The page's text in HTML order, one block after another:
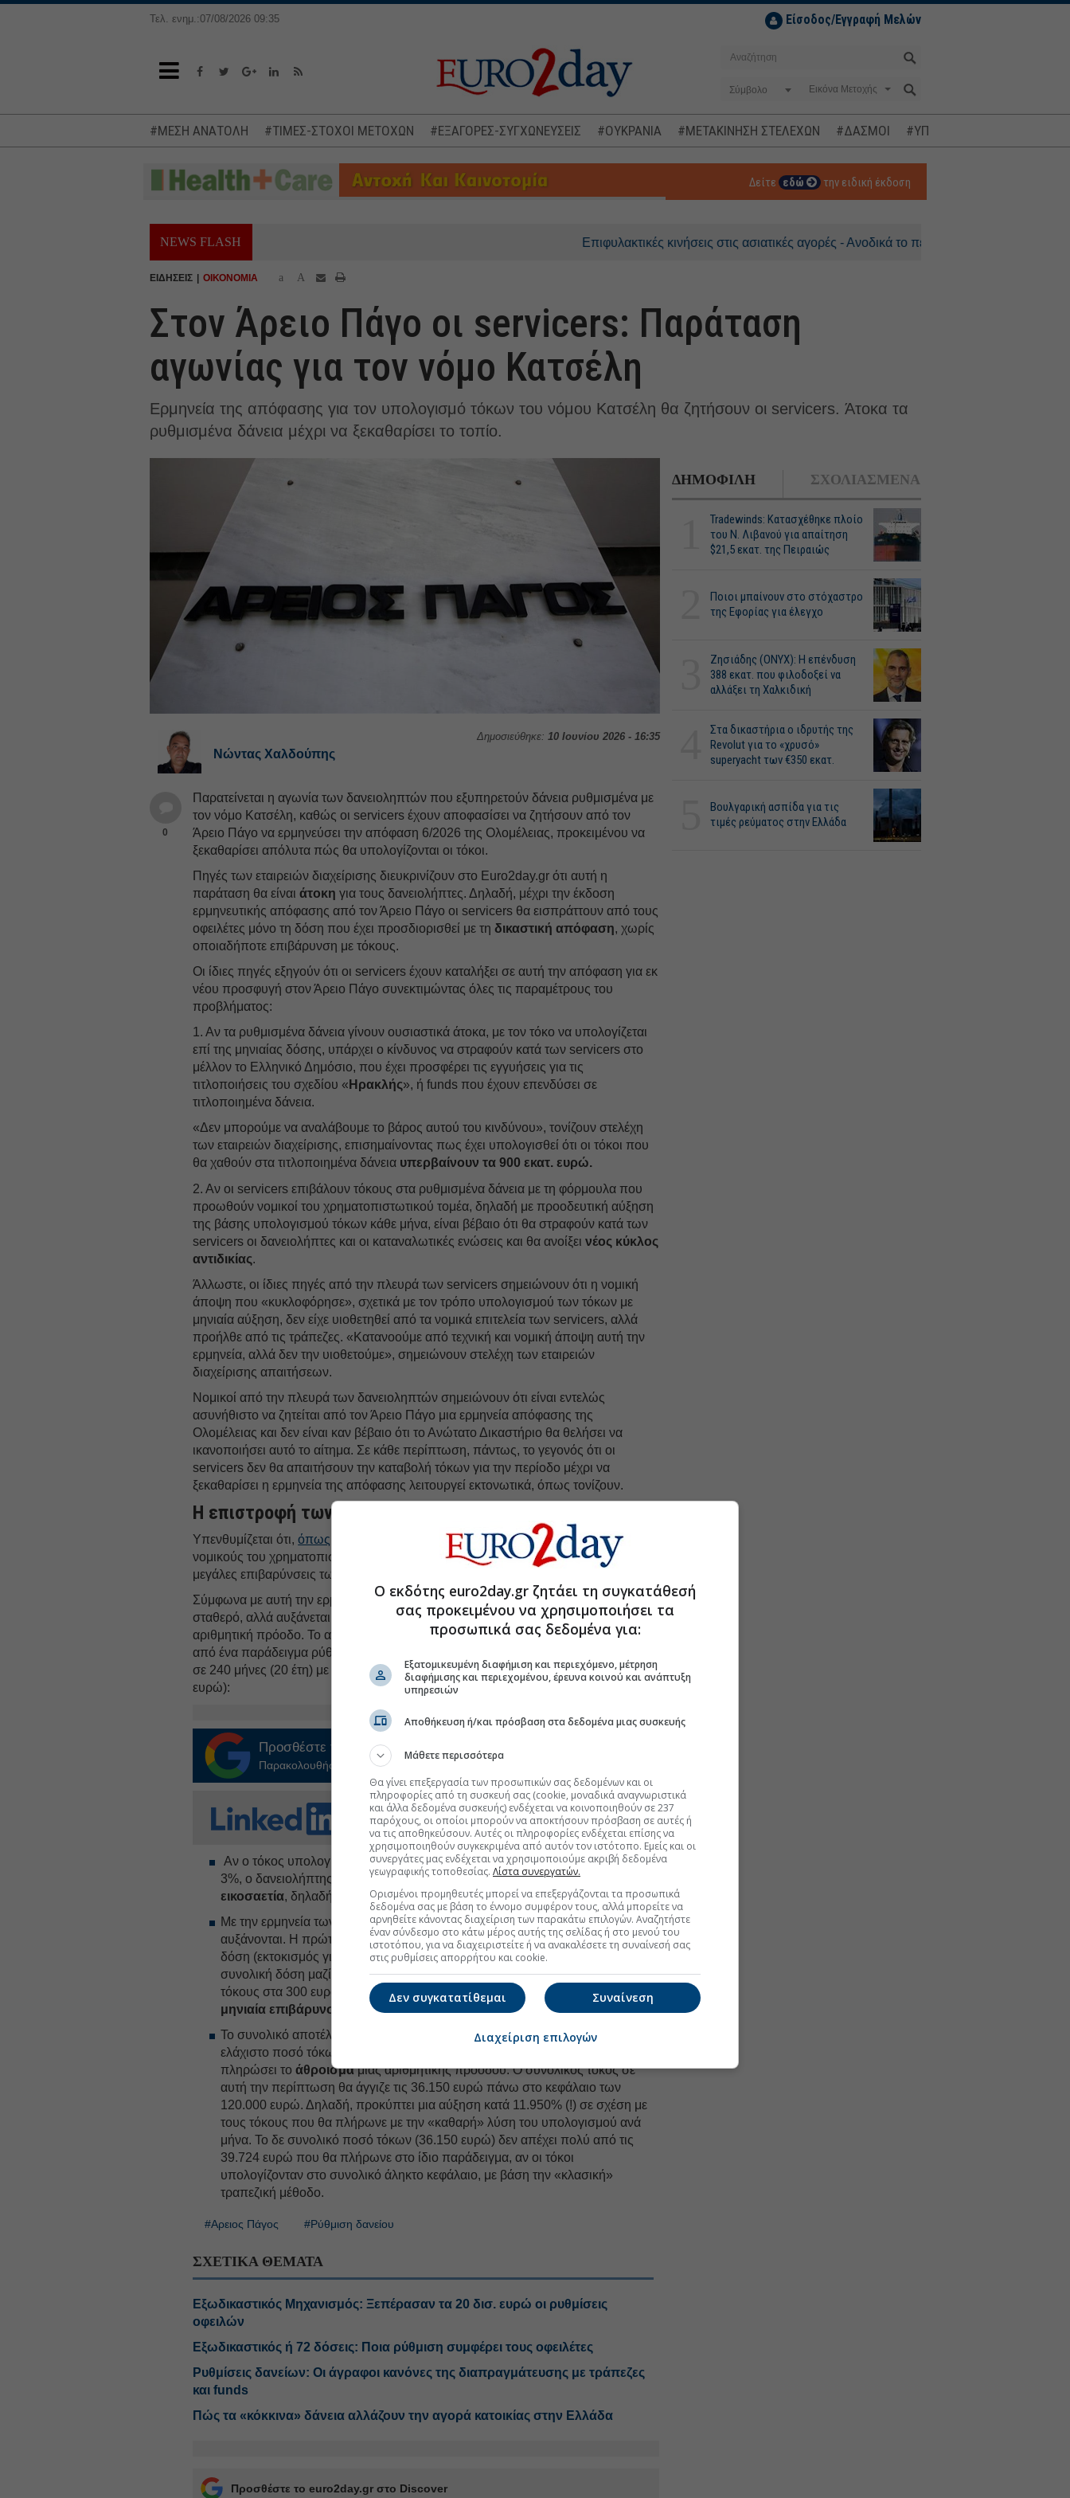
Τελ. ενημ.:07/08/2026 09:35 Είσοδος/Εγγραφή Μελών
Σύμβολο
#ΜΕΣΗ ΑΝΑΤΟΛΗ #ΤΙΜΕΣ-ΣΤΟΧΟΙ ΜΕΤΟΧΩΝ #ΕΞΑΓΟΡΕΣ-ΣΥΓΧΩΝΕΥΣΕΙΣ #ΟΥΚΡΑΝΙΑ #ΜΕΤΑΚΙΝΗΣΗ ΣΤΕΛΕΧΩΝ #ΔΑΣΜΟΙ #ΥΠΟΚΛΟΠΕΣ
Δείτε εδώ την ειδική έκδοση
NEWS FLASH Επιφυλακτικές κινήσεις στις ασιατικές αγορές - Ανοδικά το πετρέλαιο
ΕΙΔΗΣΕΙΣ ΟΙΚΟΝΟΜΙΑ a A
Στον Άρειο Πάγο οι servicers: Παράταση
αγωνίας για τον νόμο Κατσέλη
Ερμηνεία της απόφασης για τον υπολογισμό τόκων του νόμου Κατσέλη θα ζητήσουν οι servicers. Άτοκα τα
ρυθμισμένα δάνεια μέχρι να ξεκαθαρίσει το τοπίο.
Δημοσιεύθηκε: 10 Ιουνίου 2026 - 16:35
Νώντας Χαλδούπης
0
Παρατείνεται η αγωνία των δανειοληπτών που εξυπηρετούν δάνεια ρυθμισμένα με
τον νόμο Κατσέλη, καθώς οι servicers έχουν αποφασίσει να ζητήσουν από τον
Άρειο Πάγο να ερμηνεύσει την απόφαση 6/2026 της Ολομέλειας, προκειμένου να
ξεκαθαρίσει απόλυτα πώς θα υπολογίζονται οι τόκοι.
Πηγές των εταιρειών διαχείρισης διευκρινίζουν στο Euro2day.gr ότι αυτή η
παράταση θα είναιάτοκη για τους δανειολήπτες. Δηλαδή, μέχρι την έκδοση
ερμηνευτικής απόφασης από τον Άρειο Πάγο οι servicers θα εισπράττουν από τους
οφειλέτες μόνο τη δόση που έχει προσδιορισθεί με τηδικαστική απόφαση, χωρίς
οποιαδήποτε επιβάρυνση με τόκους.
Οι ίδιες πηγές εξηγούν ότι οι servicers έχουν καταλήξει σε αυτή την απόφαση για εκ
νέου προσφυγή στον Άρειο Πάγο συνεκτιμώντας όλες τις παραμέτρους του
προβλήματος:
1. Αν τα ρυθμισμένα δάνεια γίνουν ουσιαστικά άτοκα, με τον τόκο να υπολογίζεται
επί της μηνιαίας δόσης, υπάρχει ο κίνδυνος να στραφούν κατά των servicers στο
μέλλον το Ελληνικό Δημόσιο, που έχει προσφέρει τις εγγυήσεις για τις
τιτλοποιήσεις του σχεδίου « Ηρακλής», ή funds που έχουν επενδύσει σε
τιτλοποιημένα δάνεια.
«Δεν μπορούμε να αναλάβουμε το βάρος αυτού του κινδύνου», τονίζουν στελέχη
των εταιρειών διαχείρισης, επισημαίνοντας πως έχει υπολογισθεί ότι οι τόκοι που
θα χαθούν στα τιτλοποιημένα δάνεια υπερβαίνουν τα 900 εκατ. ευρώ.
2. Αν οι servicers επιβάλουν τόκους στα ρυθμισμένα δάνεια με τη φόρμουλα που
προωθούν νομικοί του χρηματοπιστωτικού τομέα, δηλαδή με προοδευτική αύξηση
της βάσης υπολογισμού τόκων κάθε μήνα, είναι βέβαιο ότι θα στραφούν κατά των
servicers οι δανειολήπτες και οι καταναλωτικές ενώσεις και θα ανοίξεινέος κύκλος
αντιδικίας.
Άλλωστε, οι ίδιες πηγές από την πλευρά των servicers σημειώνουν ότι η νομική
άποψη που «κυκλοφόρησε», σχετικά με τον τρόπο υπολογισμού των τόκων με
μηνιαία αύξηση, δεν είχε υιοθετηθεί από τα νομικά επιτελεία των servicers, αλλά
προήλθε από τις τράπεζες. «Κατανοούμε από τεχνική και νομική άποψη αυτή την
ερμηνεία, αλλά δεν την υιοθετούμε», σημειώνουν στελέχη των εταιρειών
διαχείρισης απαιτήσεων.
Νομικοί από την πλευρά των δανειοληπτών σημειώνουν ότι είναι εντελώς
ασυνήθιστο να ζητείται από τον Άρειο Πάγο μια ερμηνεία απόφασης της
Ολομέλειας και δεν είναι καν βέβαιο ότι το Ανώτατο Δικαστήριο θα θελήσει να
ικανοποιήσει αυτό το αίτημα. Σε κάθε περίπτωση, πάντως, το γεγονός ότι οι
servicers δεν θα απαιτήσουν την καταβολή τόκων για την περίοδο μέχρι να
ξεκαθαρίσει η ερμηνεία της απόφασης λειτουργεί εκτονωτικά, όπως τονίζουν.
Η επιστροφή των τόκων… από το παράθυρο
Υπενθυμίζεται ότι,όπως έχει γράψει το Euro2day.grη ερμηνεία που δόθηκε από
νομικούς του χρηματοπιστωτικού τομέα στην απόφαση του Α. Πάγου φέρνει
μεγάλες επιβαρύνσεις των οφειλετών με τόκους.
Σύμφωνα με αυτή την ερμηνεία, το βάρος του τόκου δεν παραμένει χαμηλό και
σταθερό, αλλά αυξάνεται γραμμικά με την πάροδο του χρόνου, δημιουργώντας μια
αριθμητική πρόοδο. Το αποτέλεσμα μπορεί να γίνει ευκολότερα κατανοητό μέσα
από ένα παράδειγμα ρύθμισης με κεφάλαιο
σε 240 μήνες (20 έτη) με δόση που έχει καθορισθεί από το δικαστήριο στα 500
ευρώ):
Προσθέστε το Euro2day.gr Google Discover!
Παρακολουθήστε τις εξελίξεις με την υπογραφη εγκυρότητας του Euro2day.gr
FOLLOW US
Ακολουθήστε τη σελίδα του Euro2day.grστοLinkedin
Αν ο τόκος υπολογίζεται κάθε μήνα σταθερά στα 500 ευρώ με ετήσιο επιτόκιο
3%, ο δανειολήπτης θα επιβαρυνθεί με τόκουςμόλις 300 ευρώ στην
εικοσαετία, δηλαδή πρακτικά η ρύθμιση θα είναι άτοκη.
Με την ερμηνεία των τραπεζών, στο πέρασμα του χρόνου οι τόκοι θα
αυξάνονται. Η πρώτη δόση θα επιβαρυνθεί με τόκο 1,25 ευρώ, στην εκατοστή
δόση (εκτοκισμός για 100 μήνες) ο τόκος θα ανέβει στα 125 ευρώ (625 ευρώ η
συνολική δόση μαζί με τον τόκο) και η τελευταία δόση (240ή) θα ανεβάσει τους
τόκους στα 300 ευρώ (εκτοκισμός για 240 μήνες),
«φουσκώνοντας» τη
μηνιαία επιβάρυνση στα 800 ευρώ.
Το συνολικό αποτέλεσμα είναι ότι ο δανειολήπτης, αντί να πληρώσει ένα
ελάχιστο ποσό τόκων (π.χ. 300 ευρώ για όλη την εικοσαετία), θα κληθεί να
πληρώσει τοάθροισμαμιας αριθμητικής προόδου. Ο συνολικός τόκος σε
αυτή την περίπτωση θα άγγιζε τις 36.150 ευρώ πάνω στο κεφάλαιο των
120.000 ευρώ. Δηλαδή, προκύπτει μια αύξηση κατά 11.950% (!) σε σχέση με
τους τόκους που θα πλήρωνε με την «καθαρή» λύση του υπολογισμού ανά
μήνα. Το δε συνολικό ποσό τόκων (36.150 ευρώ) δεν απέχει πολύ από τις
39.724 ευρώ που θα πλήρωνε στο ίδιο παράδειγμα, αν οι τόκοι
υπολογίζονταν στο συνολικό άληκτο κεφάλαιο, με βάση την «κλασική»
τραπεζική μέθοδο.
#Αρειος Πάγος #Ρύθμιση δανείου
ΣΧΕΤΙΚΑ ΘΕΜΑΤΑ
Εξωδικαστικός Μηχανισμός: Ξεπέρασαν τα 20 δισ. ευρώ οι ρυθμίσεις
οφειλών
Εξωδικαστικός ή 72 δόσεις: Ποια ρύθμιση συμφέρει τους οφειλέτες
Ρυθμίσεις δανείων: Οι άγραφοι κανόνες της διαπραγμάτευσης με τράπεζες
και funds
Πώς τα «κόκκινα» δάνεια αλλάζουν την αγορά κατοικίας στην Ελλάδα
Προσθέστε το euro2day.gr στο Discover
ΔΗΜΟΦΙΛΗ ΣΧΟΛΙΑΣΜΕΝΑ
Tradewinds: Κατασχέθηκε πλοίο
του Ν. Λιβανού για απαίτηση
$21,5 εκατ. της Πειραιώς
Ποιοι μπαίνουν στο στόχαστρο
της Εφορίας για έλεγχο
Ζησιάδης (ONYX): Η επένδυση
388 εκατ. που φιλοδοξεί να
αλλάξει τη Χαλκιδική
Στα δικαστήρια ο ιδρυτής της
Revolut για το «χρυσό»
superyacht των €350 εκατ.
Βουλγαρική ασπίδα για τις
τιμές ρεύματος στην Ελλάδα
Ο εκδότης euro2day.gr ζητάει τη συγκατάθεσή
σας προκειμένου να χρησιμοποιήσει τα
προσωπικά σας δεδομένα για:
Εξατομικευμένη διαφήμιση και περιεχόμενο, μέτρηση
διαφήμισης και περιεχομένου, έρευνα κοινού και ανάπτυξη
υπηρεσιών
Αποθήκευση ή/και πρόσβαση στα δεδομένα μιας συσκευής
Μάθετε περισσότερα
Θα γίνει επεξεργασία των προσωπικών σας δεδομένων και οι
πληροφορίες από τη συσκευή σας (cookie, μοναδικά αναγνωριστικά
και άλλα δεδομένα συσκευής) ενδέχεται να κοινοποιηθούν σε 237
παρόχους, οι οποίοι μπορούν να αποκτήσουν πρόσβαση σε αυτές ή
να τις αποθηκεύσουν. Αυτές οι πληροφορίες ενδέχεται επίσης να
χρησιμοποιηθούν συγκεκριμένα από αυτόν τον ιστότοπο. Εμείς και οι
συνεργάτες μας ενδέχεται να χρησιμοποιούμε ακριβή δεδομένα
γεωγραφικής τοποθεσίας. Λίστα συνεργατών.
Ορισμένοι προμηθευτές μπορεί να επεξεργάζονται τα προσωπικά
δεδομένα σας με βάση το έννομο συμφέρον τους, αλλά μπορείτε να
αρνηθείτε κάνοντας διαχείριση των παρακάτω επιλογών. Αναζητήστε
έναν σύνδεσμο στο κάτω μέρος αυτής της σελίδας ή στο μενού του
ιστοτόπου, για να διαχειριστείτε ή να ανακαλέσετε τη συναίνεσή σας
στις ρυθμίσεις απορρήτου και cookie.
Συναίνεση
Δεν συγκατατίθεμαι
Διαχείριση επιλογών